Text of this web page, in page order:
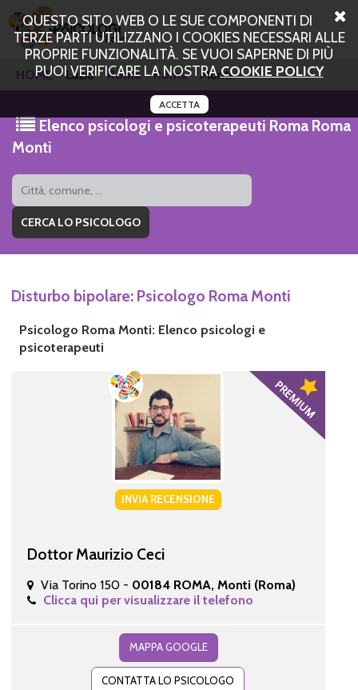
QUESTO SITO WEB O LE SUE COMPONENTI DI
TERZE PARTI UTILIZZANO I COOKIES NECESSARI ALLE
PROPRIE FUNZIONALITÀ. SE VUOI SAPERNE DI PIÙ
PUOI VERIFICARE LA NOSTRACOOKIE POLICY
ACCETTA
HOME Lazio Roma Roma Monti
Elenco psicologi e psicoterapeuti Roma Roma
Monti
Disturbo bipolare: Psicologo Roma Monti
Psicologo Roma Monti: Elenco psicologi e
psicoterapeuti
INVIA RECENSIONE
Dottor Maurizio Ceci
Via Torino 150 - 00184 ROMA, Monti (Roma)
Clicca qui per visualizzare il telefono
MAPPA GOOGLE
CONTATTA LO PSICOLOGO